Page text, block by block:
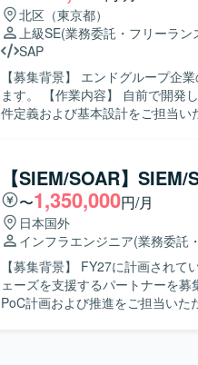
新規導入という大規模プロジェク
げに上流工程から携わることが
形にしていく経験を積むことがで
【開発環境】 S/4HANAおよび
北区（東京都）
上級SE(業務委託・フリーラン
SAP
【募集背景】 エンドグループ企
ます。 【作業内容】 自前で開発した基幹システムからSAP S/4HANAへ移行するにあたり、要
件定義および基本設計をご担当いただきます。 【求める人物像】
き、販売管理や購買管理／在庫
【開発環境】 SAP S/4HANAを
【SIEM/SOAR】
〜1,350,000円/月
日本国外
インフラエンジニア(業務委託
【募集背景】 FY27に計画され
ェーズを支援するパートナーを募集しております。 【作業内
PoC計画および推進をご担当い